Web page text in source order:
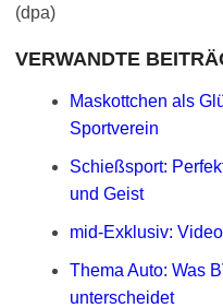
(dpa)
VERWANDTE
Maskottchen als
Sportverein
Schießsport:
und Geist
mid-Exklusiv:
Thema Auto: Was
unterscheidet